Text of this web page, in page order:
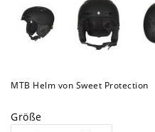
MTB Helm von Sweet Protection
Größe